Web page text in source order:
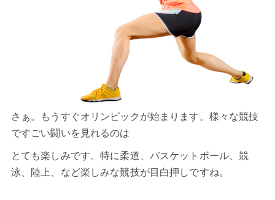
さぁ。もうすぐオリンピックが始まります。様々な競技
ですごい闘いを見れるのは
とても楽しみです。特に柔道、バスケットボール、競
泳、陸上、など楽しみな競技が目白押しですね。